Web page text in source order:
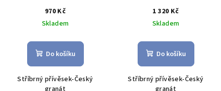
970 Kč
Skladem
Do košíku
Stříbrný přívěsek-Český
granát
1 320 Kč
Skladem
Do košíku
Stříbrný přívěsek-Český
granát